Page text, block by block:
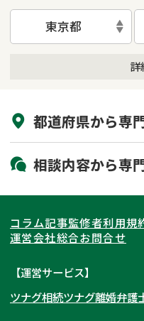
東京都
詳
初回相談無料
都道府県から専
北海道・東北
北海道
岩手県
秋田県
福島県
関東
東京都
埼玉県
茨城県
東海
愛知県
岐阜県
関西
大阪府
北陸・甲信越
相談内容から専
相続登記
相続手続き
家族信託
コラム記事監修者利用規
運営会社総合お問合せ
【運営サービス】
ツナグ相続ツナグ離婚弁護